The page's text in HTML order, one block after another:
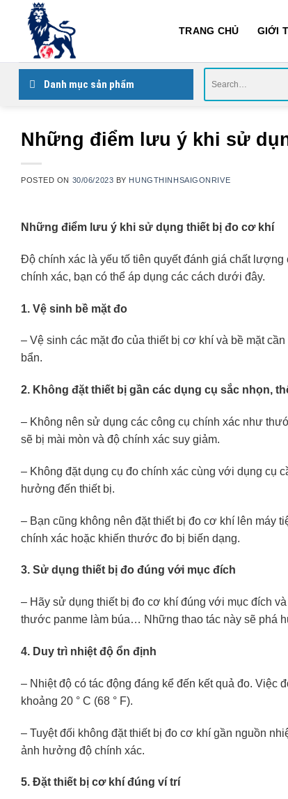
content
TRANG CHỦ GIỚI
Danh mục sản phẩm
for:
Những điểm lưu ý khi sử
POSTED ON 30/06/2023 BY HUNGTHINHSAIGONRIVE
Những điểm lưu ý khi sử dụng thiết bị đo cơ khí
Độ chính xác là yếu tố tiên quyết đánh giá chất
chính xác, bạn có thể áp dụng các cách dưới đây.
1. Vệ sinh bề mặt đo
– Vệ sinh các mặt đo của thiết bị cơ khí và bề mặt
bẩn.
2. Không đặt thiết bị gần các dụng cụ sắc nhọn,
– Không nên sử dụng các công cụ chính xác như
sẽ bị mài mòn và độ chính xác suy giảm.
– Không đặt dụng cụ đo chính xác cùng với dụng cụ
hưởng đến thiết bị.
– Bạn cũng không nên đặt thiết bị đo cơ khí lên máy
chính xác hoặc khiến thước đo bị biến dạng.
3. Sử dụng thiết bị đo đúng với mục đích
– Hãy sử dụng thiết bị đo cơ khí đúng với mục đích
thước panme làm búa… Những thao tác này sẽ phá
4. Duy trì nhiệt độ ổn định
– Nhiệt độ có tác động đáng kể đến kết quả đo. Việc
khoảng 20 ° C (68 ° F).
– Tuyệt đối không đặt thiết bị đo cơ khí gần nguồn
ảnh hưởng độ chính xác.
5. Đặt thiết bị cơ khí đúng ví trí